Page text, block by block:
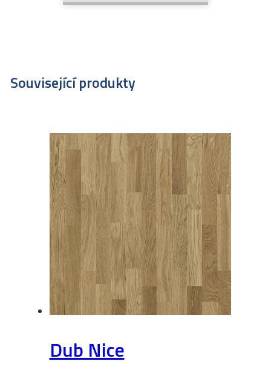
Související produkty
Dub Nice